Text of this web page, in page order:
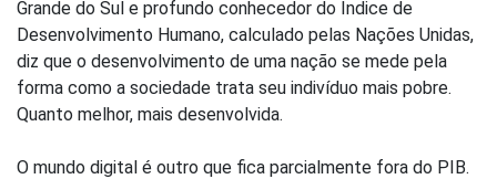
Grande do Sul e profundo conhecedor do Índice de
Desenvolvimento Humano, calculado pelas Nações Unidas,
diz que o desenvolvimento de uma nação se mede pela
forma como a sociedade trata seu indivíduo mais pobre.
Quanto melhor, mais desenvolvida.
O mundo digital é outro que fica parcialmente fora do PIB.